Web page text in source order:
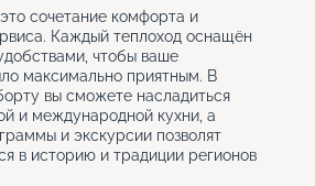
сочетание комфорта и
Каждый теплоход оснащён
чтобы ваше
максимально приятным. В
вы сможете насладиться
и международной кухни, а
и экскурсии позволят
в историю и традиции регионов